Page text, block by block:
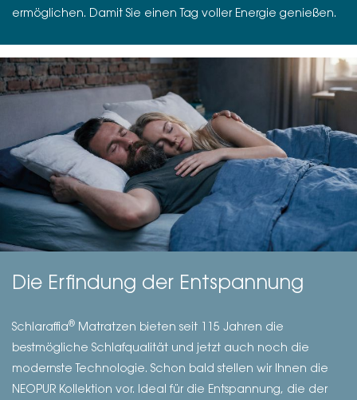
ermöglichen. Damit Sie einen Tag voller Energie genießen.
Die Erfindung der Entspannung
Schlaraffia® Matratzen bieten seit 115 Jahren die
bestmögliche Schlafqualität und jetzt auch noch die
modernste Technologie. Schon bald stellen wir Ihnen die
NEOPUR Kollektion vor. Ideal für die Entspannung, die der